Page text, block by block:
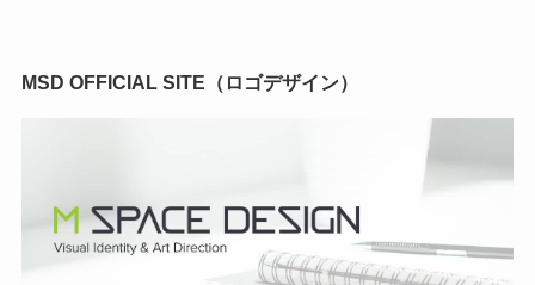
MSD OFFICIAL SITE（ロゴデザイン）